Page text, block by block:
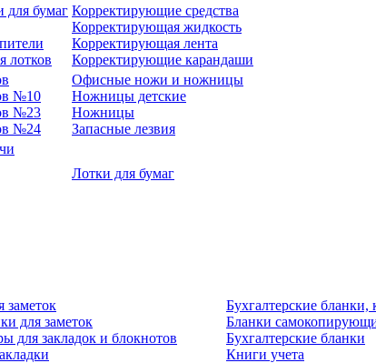
для бумаг
лотков
Корректирующие средства
Корректирующая жидкость
Корректирующая лента
Корректирующие карандаши
№10
№23
№24
Офисные ножи и ножницы
Ножницы детские
Ножницы
Запасные лезвия
Лотки для бумаг
заметок
для заметок
для закладок и блокнотов
Бухгалтерские бланки,
Бланки
Бухгалтерские бланки
Книги учета